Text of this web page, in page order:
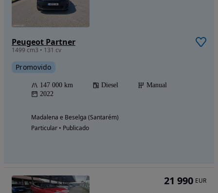
Peugeot Partner
1499 cm3 • 131 cv
Promovido
147 000 km Diesel
Manual
2022
Madalena e Beselga (Santarém)
Particular • Publicado
21 990 EUR